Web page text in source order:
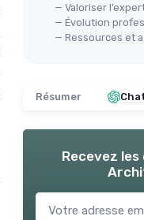
— Valoriser
— Évolution
— Ressources et
Résumer
Recevez